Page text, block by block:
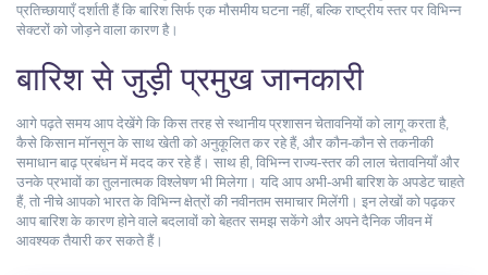
प्रतिच्छायाएँ दर्शाती हैं कि बारिश सिर्फ एक मौसमीय घटना नहीं, बल्कि राष्ट्रीय स्तर पर विभिन्न
सेक्टरों को जोड़ने वाला कारण है।
बारिश से जुड़ी प्रमुख जानकारी
आगे पढ़ते समय आप देखेंगे कि किस तरह से स्थानीय प्रशासन चेतावनियों को लागू करता है,
कैसे किसान मॉनसून के साथ खेती को अनुकूलित कर रहे हैं, और कौन‑कौन से तकनीकी
समाधान बाढ़ प्रबंधन में मदद कर रहे हैं। साथ ही, विभिन्न राज्य‑स्तर की लाल चेतावनियाँ और
उनके प्रभावों का तुलनात्मक विश्लेषण भी मिलेगा। यदि आप अभी‑अभी बारिश के अपडेट चाहते
हैं, तो नीचे आपको भारत के विभिन्न क्षेत्रों की नवीनतम समाचार मिलेंगी। इन लेखों को पढ़कर
आप बारिश के कारण होने वाले बदलावों को बेहतर समझ सकेंगे और अपने दैनिक जीवन में
आवश्यक तैयारी कर सकते हैं।